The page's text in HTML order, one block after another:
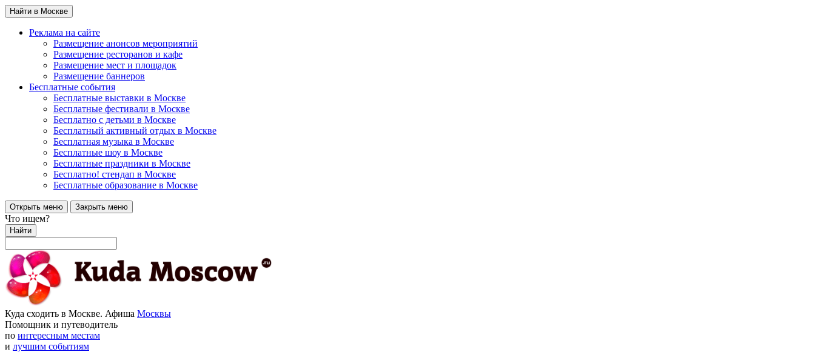
Найти в Москве
Реклама на сайте
Размещение анонсов мероприятий
Размещение ресторанов и кафе
Размещение мест и площадок
Размещение баннеров
Бесплатные события
Бесплатные выставки в Москве
Бесплатные фестивали в Москве
Бесплатно с детьми в Москве
Бесплатный активный отдых в Москве
Бесплатная музыка в Москве
Бесплатные шоу в Москве
Бесплатные праздники в Москве
Бесплатно! стендап в Москве
Бесплатные образование в Москве
Открыть меню Закрыть меню
Что ищем?
Найти
Куда сходить в Москве. Афиша Москвы
Помощник и путеводитель
по интересным местам
и лучшим событиям